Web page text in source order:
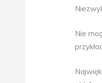
Nie